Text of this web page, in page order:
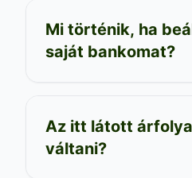
Mi történik, ha
saját bankomat?
Az itt látott
váltani?